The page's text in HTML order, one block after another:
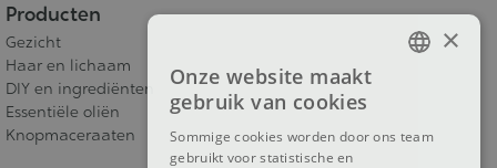
Producten
Gezicht
Haar en lichaam
DIY en ingrediënten
Essentiële oliën
Knopmaceraaten
×
Onze website maakt
gebruik van cookies
Sommige cookies worden door ons team
gebruikt voor statistische en